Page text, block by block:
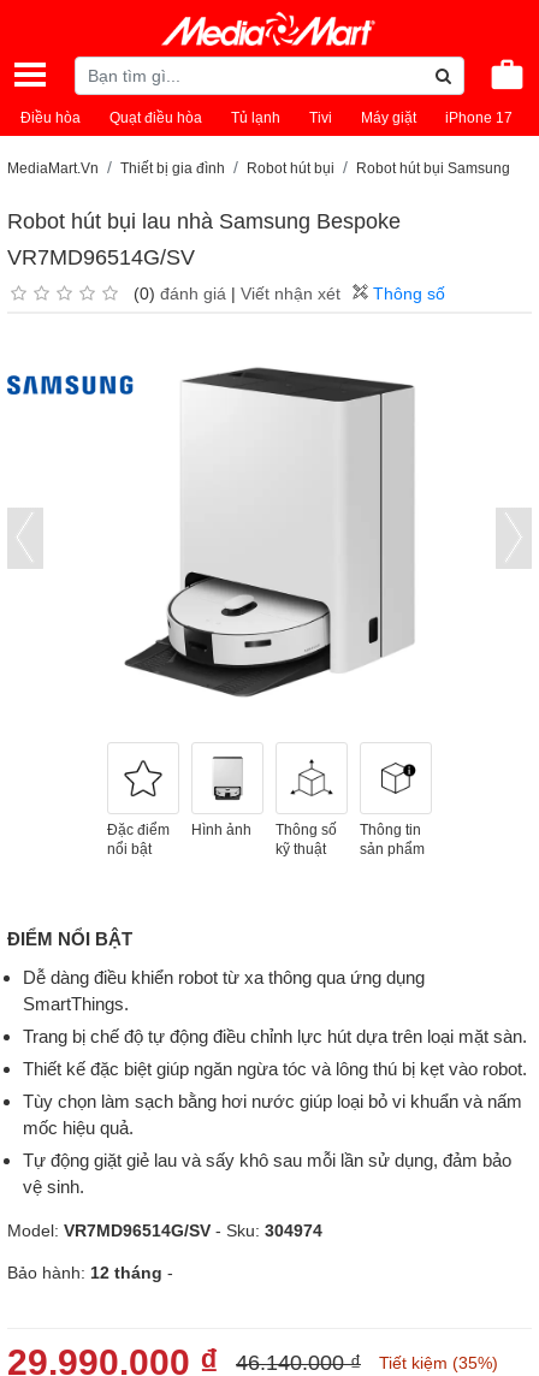
Điều hòa Quạt điều hòa Tủ lạnh Tivi Máy giặt iPhone 17
MediaMart.Vn Thiết bị gia đình Robot hút bụi Robot hút bụi Samsung
Robot hút bụi lau nhà Samsung Bespoke
VR7MD96514G/SV
(0) đánh giá | Viết nhận xét Thông số
Đặc điểm
nổi bật
Hình ảnh
Thông số
kỹ thuật
Thông tin
sản phẩm
ĐIỂM NỔI BẬT
Dễ dàng điều khiển robot từ xa thông qua ứng dụng
SmartThings.
Trang bị chế độ tự động điều chỉnh lực hút dựa trên loại mặt sàn.
Thiết kế đặc biệt giúp ngăn ngừa tóc và lông thú bị kẹt vào robot.
Tùy chọn làm sạch bằng hơi nước giúp loại bỏ vi khuẩn và nấm
mốc hiệu quả.
Tự động giặt giẻ lau và sấy khô sau mỗi lần sử dụng, đảm bảo
vệ sinh.
Model: VR7MD96514G/SV - Sku: 304974
Bảo hành: 12 tháng -
29.990.000 ₫ 46.140.000 ₫ Tiết kiệm (35%)